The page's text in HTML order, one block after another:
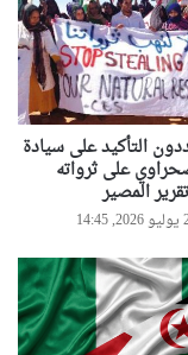
التأكيد على سيادة
على ثرواته
المصير